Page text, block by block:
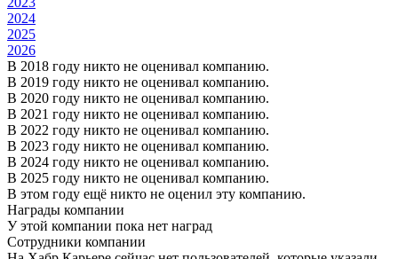
2024
2025
2026
В 2018 году никто не оценивал компанию.
В 2019 году никто не оценивал компанию.
В 2020 году никто не оценивал компанию.
В 2021 году никто не оценивал компанию.
В 2022 году никто не оценивал компанию.
В 2023 году никто не оценивал компанию.
В 2024 году никто не оценивал компанию.
В 2025 году никто не оценивал компанию.
В этом году ещё никто не оценил эту компанию.
Награды компании
У этой компании пока нет наград
Сотрудники компании